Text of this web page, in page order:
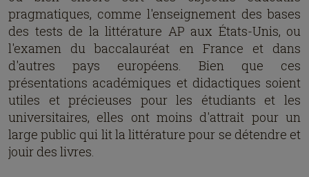
pragmatiques, comme l'enseignement des bases
des tests de la littérature AP aux États-Unis, ou
l'examen du baccalauréat en France et dans
d'autres pays européens. Bien que ces
présentations académiques et didactiques soient
utiles et précieuses pour les étudiants et les
universitaires, elles ont moins d'attrait pour un
large public qui lit la littérature pour se détendre et
jouir des livres.